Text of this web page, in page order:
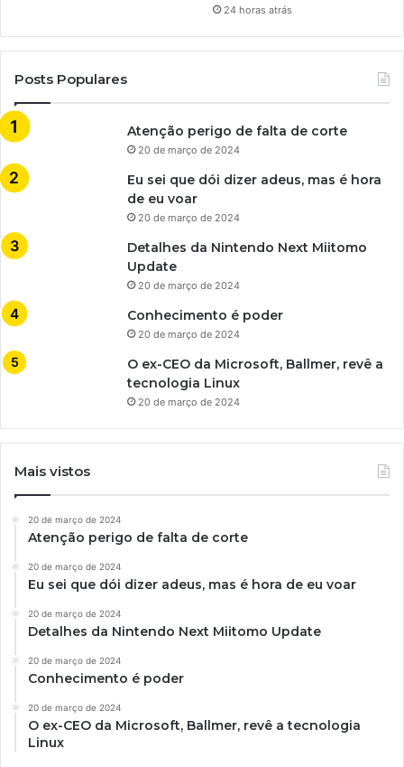
24 horas atrás
Posts Populares
Atenção perigo de falta de corte
20 de março de 2024
Eu sei que dói dizer adeus, mas é hora
de eu voar
20 de março de 2024
Detalhes da Nintendo Next Miitomo
Update
20 de março de 2024
Conhecimento é poder
20 de março de 2024
O ex-CEO da Microsoft, Ballmer, revê a
tecnologia Linux
20 de março de 2024
Mais vistos
20 de março de 2024
Atenção perigo de falta de corte
20 de março de 2024
Eu sei que dói dizer adeus, mas é hora de eu voar
20 de março de 2024
Detalhes da Nintendo Next Miitomo Update
20 de março de 2024
Conhecimento é poder
20 de março de 2024
O ex-CEO da Microsoft, Ballmer, revê a tecnologia
Linux